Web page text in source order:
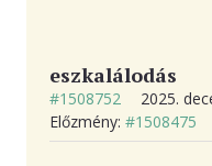
eszkalálodás
#1508752 2025.
Előzmény: #1508475